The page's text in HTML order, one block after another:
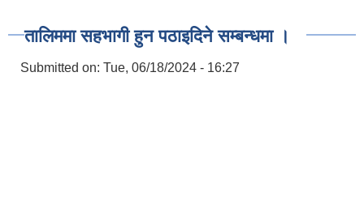
तालिममा सहभागी हुन पठाइदिने सम्बन्धमा ।
Submitted on: Tue, 06/18/2024 - 16:27